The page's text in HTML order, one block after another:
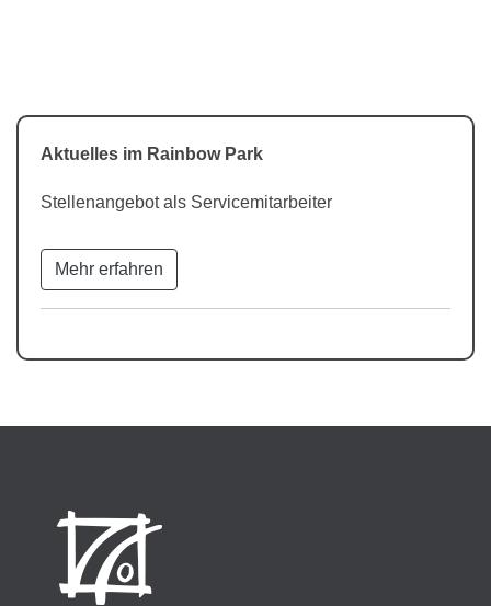
Aktuelles im Rainbow Park
Stellenangebot als Servicemitarbeiter
Mehr erfahren